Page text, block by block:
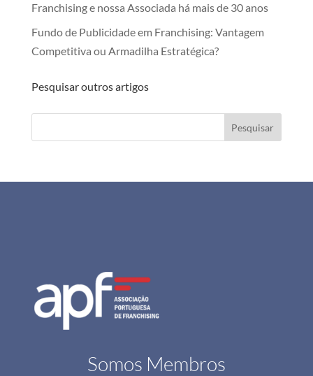
Franchising e nossa Associada há mais de 30 anos
Fundo de Publicidade em Franchising: Vantagem
Competitiva ou Armadilha Estratégica?
Pesquisar outros artigos
Pesquisar
Somos Membros